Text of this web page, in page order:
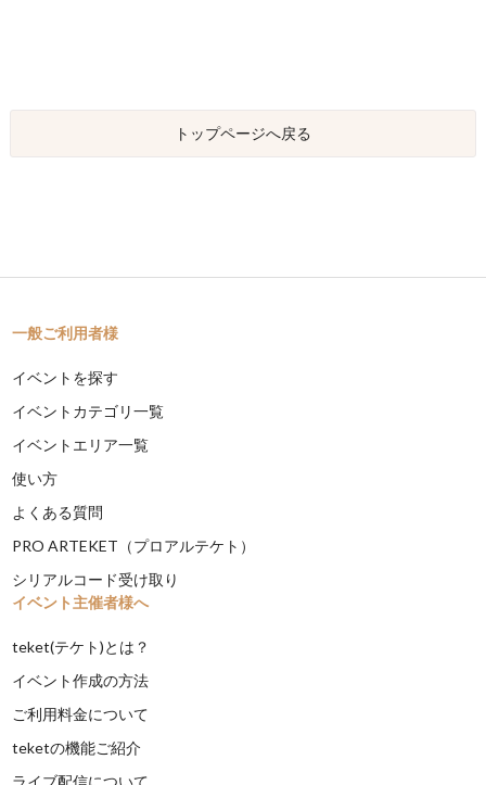
トップページへ戻る
一般ご利用者様
イベントを探す
イベントカテゴリ一覧
イベントエリア一覧
使い方
よくある質問
PRO ARTEKET（プロアルテケト）
シリアルコード受け取り
イベント主催者様へ
teket(テケト)とは？
イベント作成の方法
ご利用料金について
teketの機能ご紹介
ライブ配信について